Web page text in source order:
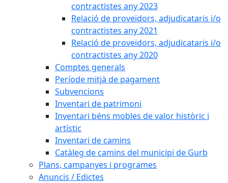
contractistes any 2023
Relació de proveïdors, adjudicataris i/o
contractistes any 2021
Relació de proveïdors, adjudicataris i/o
contractistes any 2020
Comptes generals
Període mitjà de pagament
Subvencions
Inventari de patrimoni
Inventari béns mobles de valor històric i
artístic
Inventari de camins
Catàleg de camins del municipi de Gurb
Plans, campanyes i programes
Anuncis / Edictes